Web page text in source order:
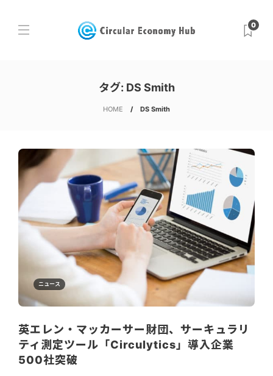
0
タグ: DS Smith
HOME DS Smith
ニュース
英エレン・マッカーサー財団、サーキュラリ
ティ測定ツール「Circulytics」導入企業
500社突破